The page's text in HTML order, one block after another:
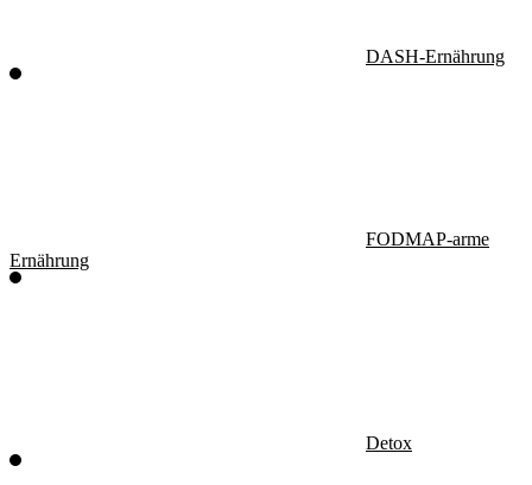
DASH-Ernährung
FODMAP-arme
Ernährung
Detox